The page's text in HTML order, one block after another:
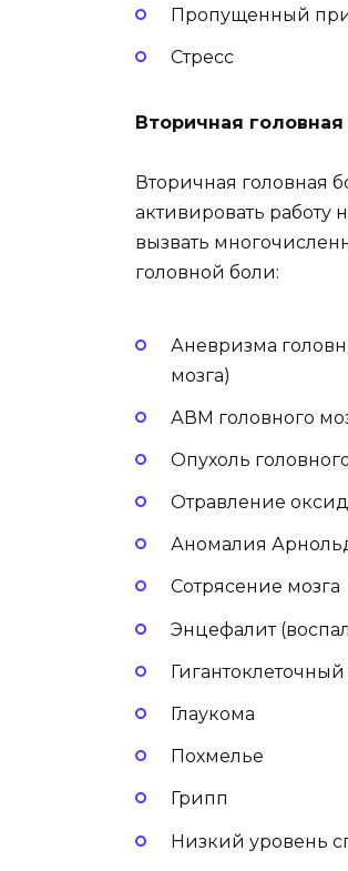
Пропущенный
Стресс
Вторичная головная
Вторичная головная
активировать работу
вызвать
головной боли:
Аневризма
мозга)
АВМ головного
Опухоль
Отравление
Аномалия
Сотрясение мозга
Энцефалит
Глаукома
Похмелье
Грипп
Низкий уровень